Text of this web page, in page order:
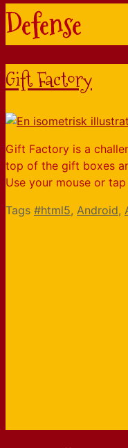
Defense
Gift Factory
Gift Factory is a
top of the gift boxes
Use your mouse or
Tags #html5, Android,